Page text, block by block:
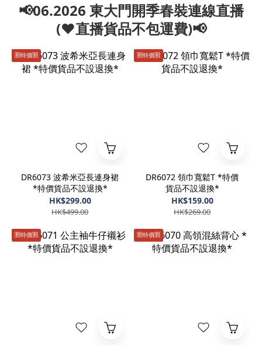
📢06.2026 東大門開季春裝連線直播
(♥️直播貨品不包運費)📢
🈹️特價🈹️
DR6073 波希米亞長連身裙
*特價貨品不設退換*
HK$299.00
HK$499.00
🈹️特價🈹️
DR6072 領巾寬鬆T *特價
貨品不設退換*
HK$159.00
HK$269.00
🈹️特價🈹️ 🈹️特價🈹️